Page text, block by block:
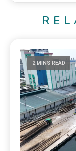
2 MINS READ